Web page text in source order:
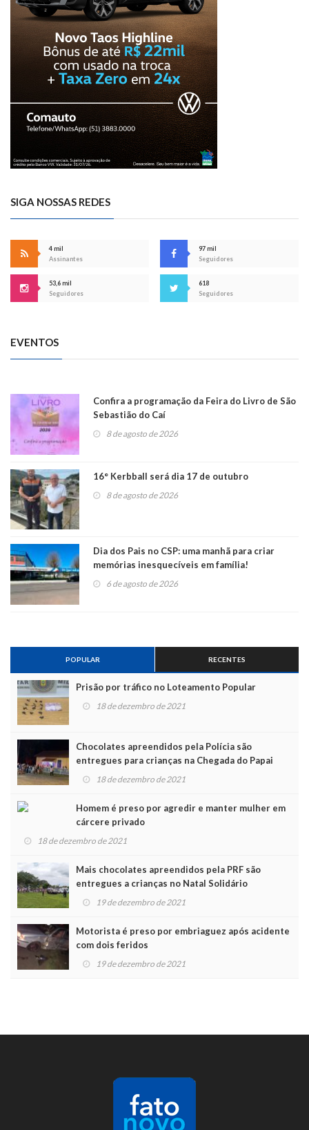
SIGA NOSSAS REDES
4 mil
Assinantes
97 mil
Seguidores
53,6 mil
Seguidores
618
Seguidores
EVENTOS
Confira a programação da Feira do Livro de São
Sebastião do Caí
8 de agosto de 2026
16° Kerbball será dia 17 de outubro
8 de agosto de 2026
Dia dos Pais no CSP: uma manhã para criar
memórias inesquecíveis em família!
6 de agosto de 2026
POPULAR RECENTES
Prisão por tráfico no Loteamento Popular
18 de dezembro de 2021
Chocolates apreendidos pela Polícia são
entregues para crianças na Chegada do Papai
Noel 18 de dezembro de 2021
Homem é preso por agredir e manter mulher em
cárcere privado
18 de dezembro de 2021
Mais chocolates apreendidos pela PRF são
entregues a crianças no Natal Solidário
19 de dezembro de 2021
Motorista é preso por embriaguez após acidente
com dois feridos
19 de dezembro de 2021